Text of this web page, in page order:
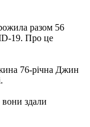
разом 56
19. Про це
76-річна Джин
здали